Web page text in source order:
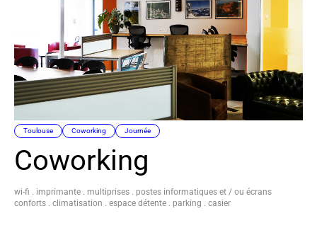
Toulouse Coworking Journée
Coworking
wi-fi . imprimante . multiprises . postes informatiques et / ou écrans
conforts . climatisation . espace détente . parking . casier